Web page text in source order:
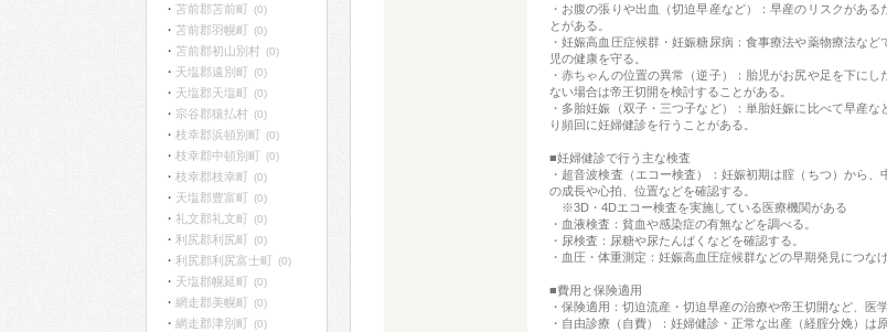
・お腹の張りや出血（切迫早産など）：早産のリスクがある
とがある。
・妊娠高血圧症候群・妊娠糖尿病：食事療法や薬物療法な
児の健康を守る。
・赤ちゃんの位置の異常（逆子）：胎児がお尻や足を下に
ない場合は帝王切開を検討することがある。
・多胎妊娠（双子・三つ子など）：単胎妊娠に比べて早産
り頻回に妊婦健診を行うことがある。
■妊婦健診で行う主な検査
・超音波検査（エコー検査）：妊娠初期は腟（ちつ）から
の成長や心拍、位置などを確認する。
※3D・4Dエコー検査を実施している医療機関がある
・血液検査：貧血や感染症の有無などを調べる。
・尿検査：尿糖や尿たんぱくなどを確認する。
・血圧・体重測定：妊娠高血圧症候群などの早期発見につなげ
■費用と保険適用
・保険適用：切迫流産・切迫早産の治療や帝王切開など、医
・自由診療（自費）：妊婦健診・正常な出産（経腟分娩）は
苫前郡苫前町 (0)
苫前郡羽幌町 (0)
苫前郡初山別村 (0)
天塩郡遠別町 (0)
天塩郡天塩町 (0)
宗谷郡猿払村 (0)
枝幸郡浜頓別町 (0)
枝幸郡中頓別町 (0)
枝幸郡枝幸町 (0)
天塩郡豊富町 (0)
礼文郡礼文町 (0)
利尻郡利尻町 (0)
利尻郡利尻富士町 (0)
天塩郡幌延町 (0)
網走郡美幌町 (0)
網走郡津別町 (0)